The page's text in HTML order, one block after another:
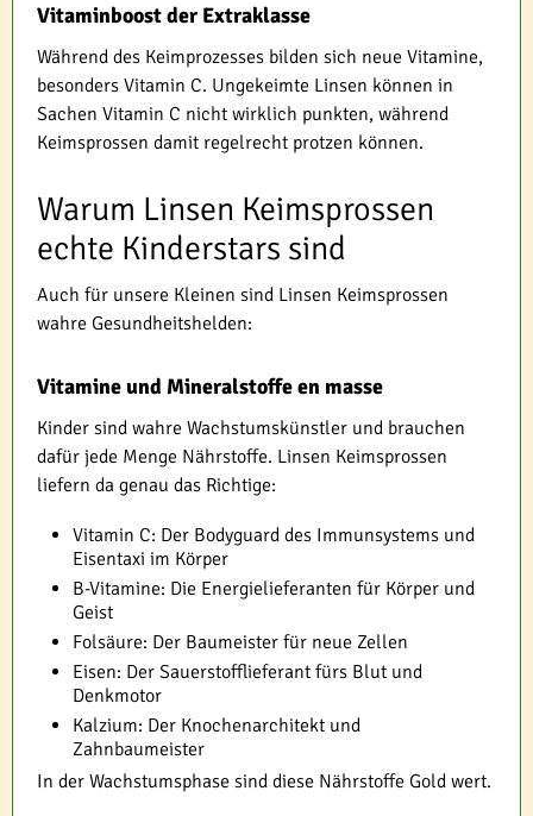
Vitaminboost der Extraklasse
Während des Keimprozesses bilden sich neue Vitamine,
besonders Vitamin C. Ungekeimte Linsen können in
Sachen Vitamin C nicht wirklich punkten, während
Keimsprossen damit regelrecht protzen können.
Warum Linsen Keimsprossen
echte Kinderstars sind
Auch für unsere Kleinen sind Linsen Keimsprossen
wahre Gesundheitshelden:
Vitamine und Mineralstoffe en masse
Kinder sind wahre Wachstumskünstler und brauchen
dafür jede Menge Nährstoffe. Linsen Keimsprossen
liefern da genau das Richtige:
Vitamin C: Der Bodyguard des Immunsystems und
Eisentaxi im Körper
B-Vitamine: Die Energielieferanten für Körper und
Geist
Folsäure: Der Baumeister für neue Zellen
Eisen: Der Sauerstofflieferant fürs Blut und
Denkmotor
Kalzium: Der Knochenarchitekt und
Zahnbaumeister
In der Wachstumsphase sind diese Nährstoffe Gold wert.